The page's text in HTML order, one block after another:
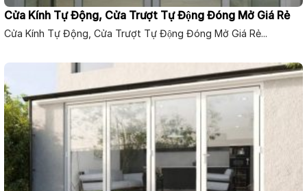
Cửa Kính Tự Động, Cửa Trượt Tự Động Đóng Mở Giá Rẻ
Cửa Kính Tự Động, Cửa Trượt Tự Động Đóng Mở Giá Rẻ...